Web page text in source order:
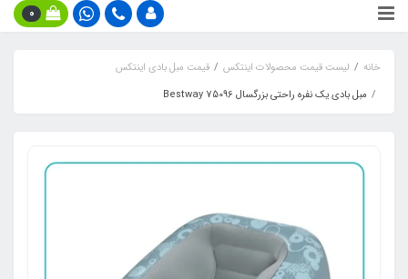
0
خانه لیست قیمت محصولات اینتکس
قیمت مبل بادی اینتکس
مبل بادی یک نفره راحتی بزرگسال Bestway 75096